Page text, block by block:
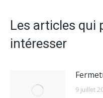
Les articles qui
intéresser
9 juillet